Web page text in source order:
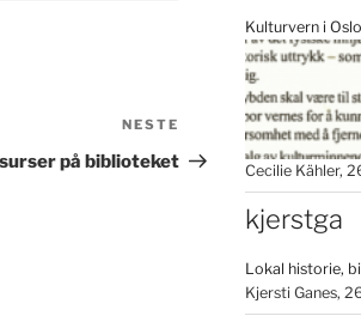
innlegg
NESTE
på biblioteket
Kulturvern i
Cecilie Kähler
kjerstga
Lokal historie,
Kjersti Ganes